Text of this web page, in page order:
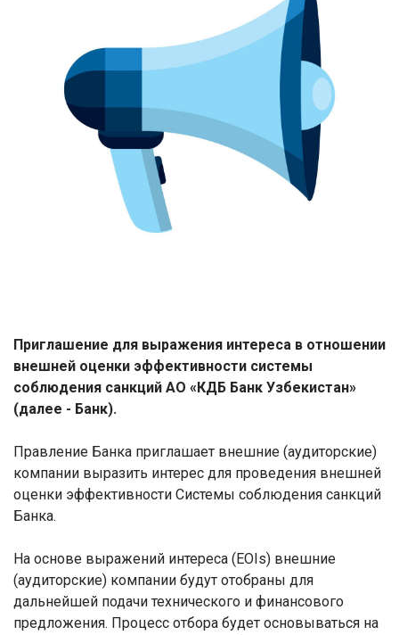
Приглашение для выражения интереса в отношении
внешней оценки эффективности системы
соблюдения санкций АО «КДБ Банк Узбекистан»
(далее - Банк).
Правление Банка приглашает внешние (аудиторские)
компании выразить интерес для проведения внешней
оценки эффективности Системы соблюдения санкций
Банка.
На основе выражений интереса (EOIs) внешние
(аудиторские) компании будут отобраны для
дальнейшей подачи технического и финансового
предложения. Процесс отбора будет основываться на